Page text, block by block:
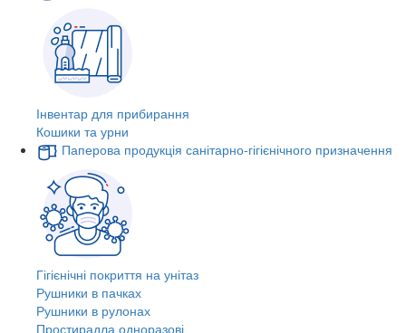
Інвентар для прибирання
Кошики та урни
Паперова продукція санітарно-гігієнічного призначення
Гігієнічні покриття на унітаз
Рушники в пачках
Рушники в рулонах
Простирадла одноразові